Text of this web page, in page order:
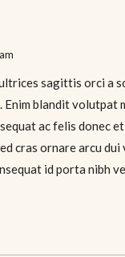
sagittis orci a
Enim blandit volutpat
ac felis donec
cras ornare arcu
id porta nibh